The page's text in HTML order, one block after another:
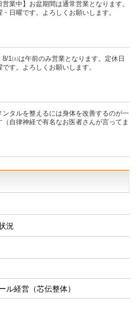
営業中】お盆期間は通常営業となります。
日曜です。よろしくお願いします。
8/1㈯は午前のみ営業となります。定休日
す。よろしくお願いします。
ンタルを整えるには身体を改善するのが一
（自律神経で有名なお医者さんが言ってま
況
ル経営（芯伝整体）